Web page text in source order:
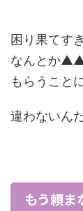
困り果てす
なんとか
もらうこと
違わないん
もう頼ま